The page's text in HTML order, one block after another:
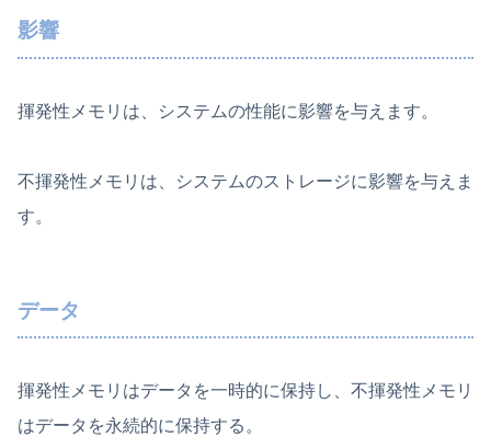
影響
揮発性メモリは、システムの性能に影響を与えます。
不揮発性メモリは、システムのストレージに影響を与えま
す。
データ
揮発性メモリはデータを一時的に保持し、不揮発性メモリ
はデータを永続的に保持する。